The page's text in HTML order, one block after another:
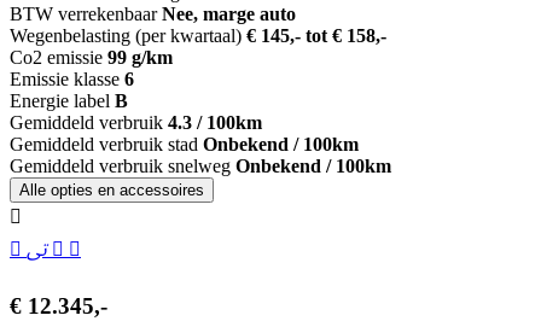
BTW verrekenbaar Nee, marge auto
Wegenbelasting (per kwartaal) € 145,- tot € 158,-
Co2 emissie 99 g/km
Emissie klasse 6
Energie label B
Gemiddeld verbruik 4.3 / 100km
Gemiddeld verbruik stad Onbekend / 100km
Gemiddeld verbruik snelweg Onbekend / 100km
Alle opties en accessoires
€ 12.345,-